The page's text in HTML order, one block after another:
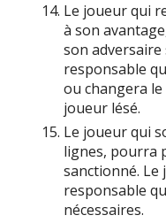
Le joueur qui
à son
son adversaire
responsable
ou changera le
joueur lésé.
Le joueur qui
lignes, pourra
sanctionné. Le
responsable
nécessaires.